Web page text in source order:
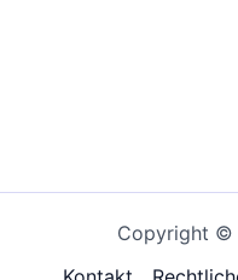
Copyright ©